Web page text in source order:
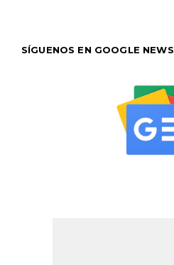
SÍGUENOS EN GOOGLE NEWS